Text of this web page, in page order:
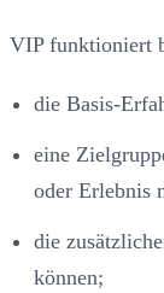
VIP funktioniert
die Basis-
eine
oder Erlebnis
die
können;